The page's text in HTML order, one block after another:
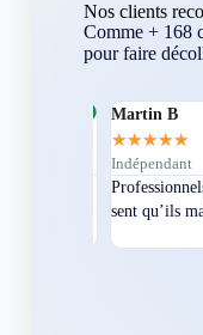
Nos clients
Comme + 168
pour faire
Martin B
★★★★
Indépendant
sent qu’ils